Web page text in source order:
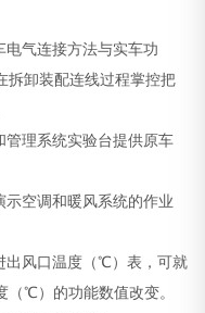
气连接方法与实车功
拆卸装配连线过程掌控把
管理系统实验台提供原车
空调和暖风系统的作业
出风口温度（℃）表，可就
（℃）的功能数值改变。